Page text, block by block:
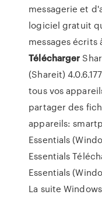
messagerie et
logiciel gratuit
messages écrits
Télécharger
(Shareit)
tous vos
partager des
appareils:
Essentials
Essentials
Essentials
La suite